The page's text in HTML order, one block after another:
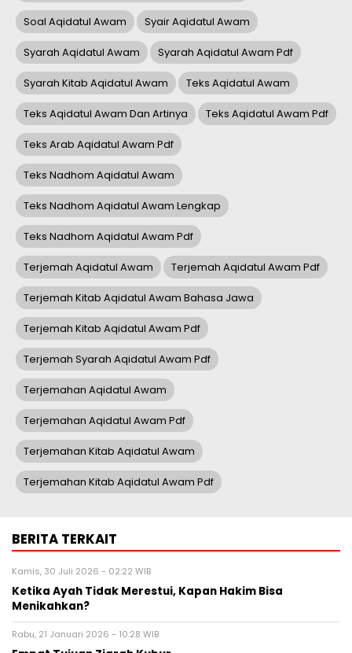
Soal Aqidatul Awam Syair Aqidatul Awam
Syarah Aqidatul Awam Syarah Aqidatul Awam Pdf
Syarah Kitab Aqidatul Awam Teks Aqidatul Awam
Teks Aqidatul Awam Dan Artinya Teks Aqidatul Awam Pdf
Teks Arab Aqidatul Awam Pdf
Teks Nadhom Aqidatul Awam
Teks Nadhom Aqidatul Awam Lengkap
Teks Nadhom Aqidatul Awam Pdf
Terjemah Aqidatul Awam Terjemah Aqidatul Awam Pdf
Terjemah Kitab Aqidatul Awam Bahasa Jawa
Terjemah Kitab Aqidatul Awam Pdf
Terjemah Syarah Aqidatul Awam Pdf
Terjemahan Aqidatul Awam
Terjemahan Aqidatul Awam Pdf
Terjemahan Kitab Aqidatul Awam
Terjemahan Kitab Aqidatul Awam Pdf
BERITA TERKAIT
Kamis, 30 Juli 2026 - 02:22 WIB
Ketika Ayah Tidak Merestui, Kapan Hakim Bisa
Menikahkan?
Rabu, 21 Januari 2026 - 10:28 WIB